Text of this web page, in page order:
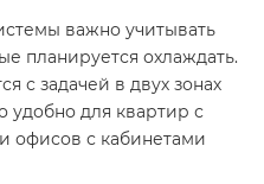
важно учитывать
планируется охлаждать.
с задачей в двух зонах
удобно для квартир с
офисов с кабинетами